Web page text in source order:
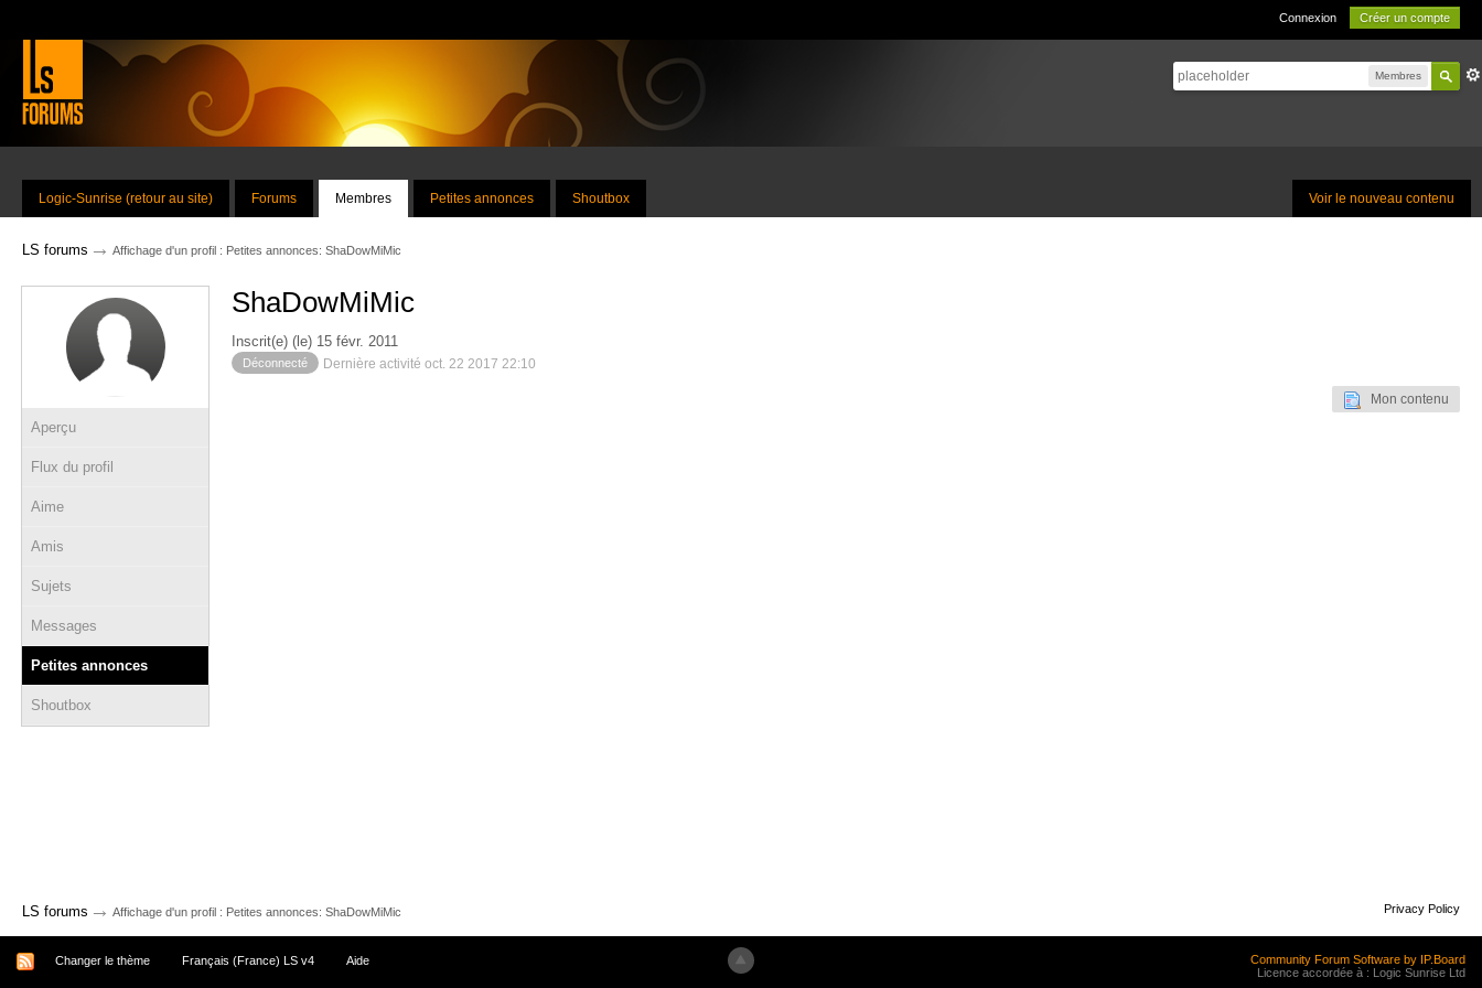
Connexion Créer un compte
Membres
Voir le nouveau contenu
Logic-Sunrise (retour au site) Forums Membres Petites annonces Shoutbox
LS forums → Affichage d'un profil : Petites annonces: ShaDowMiMic
Aperçu
Flux du profil
Aime
Amis
Sujets
Messages
Petites annonces
Shoutbox
ShaDowMiMic
Inscrit(e) (le) 15 févr. 2011
Déconnecté Dernière activité oct. 22 2017 22:10
Mon contenu
LS forums → Affichage d'un profil : Petites annonces: ShaDowMiMic Privacy Policy
Changer le thème Français (France) LS v4 Aide
Community Forum Software by IP.Board
Licence accordée à : Logic Sunrise Ltd